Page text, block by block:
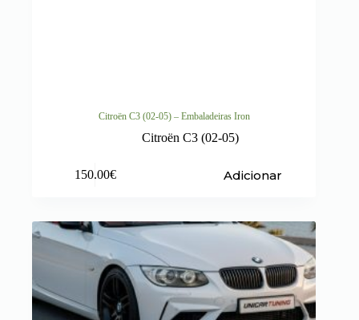
Citroën C3 (02-05) – Embaladeiras Iron
Citroën C3 (02-05)
150.00€ Adicionar